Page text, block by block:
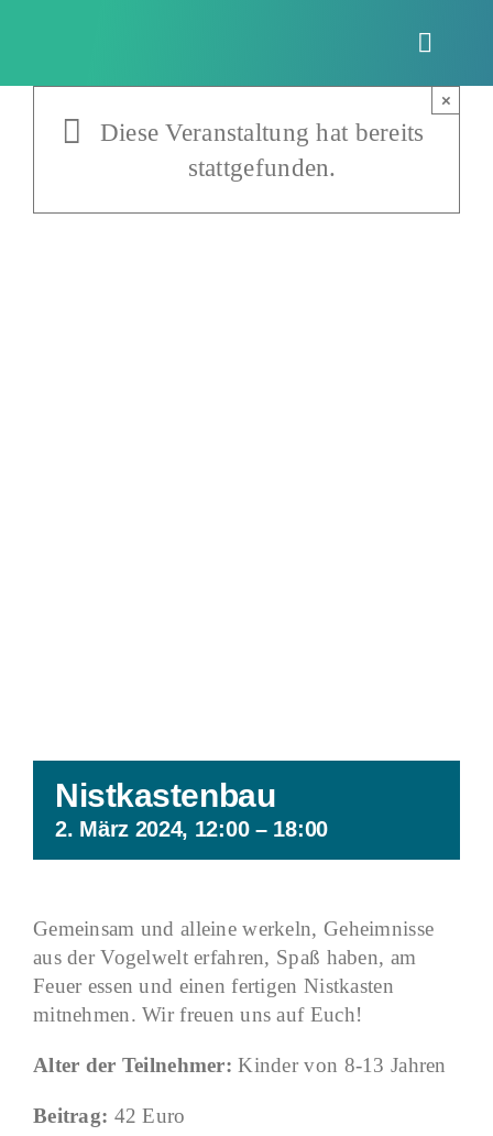
Toggle
Diese Veranstaltung hat bereits
stattgefunden.
×
Nistkastenbau
2. März 2024, 12:00– 18:00
Gemeinsam und alleine werkeln, Geheimnisse
aus der Vogelwelt erfahren, Spaß haben, am
Feuer essen und einen fertigen Nistkasten
mitnehmen. Wir freuen uns auf Euch!
Alter der Teilnehmer:Kinder von 8-13 Jahren
Beitrag: 42 Euro